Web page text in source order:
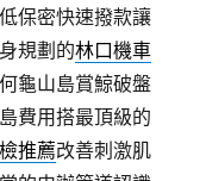
保密快速撥款讓
規劃的林口機車
龜山島賞鯨破盤
費用搭最頂級的
推薦改善刺激肌